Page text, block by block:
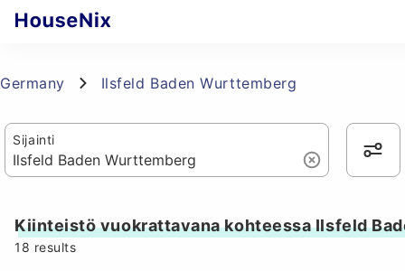
Germany Ilsfeld Baden Wurttemberg
Sijainti
Kiinteistö vuokrattavana kohteessa Ilsfeld
18 results